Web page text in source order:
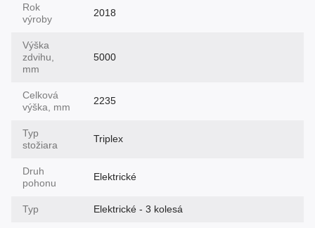
Rok
výroby
2018
Výška
zdvihu,
mm
5000
Celková
výška, mm
2235
Typ
stožiara
Triplex
Druh
pohonu
Elektrické
Typ Elektrické - 3 kolesá